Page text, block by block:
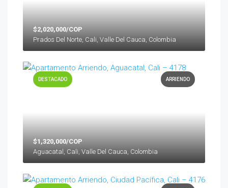
$2,020,000/COP
Prados Del Norte, Cali, Valle Del Cauca, Colombia
ARRIENDO
DESTACADO
$1,320,000/COP
Aguacatal, Cali, Valle Del Cauca, Colombia